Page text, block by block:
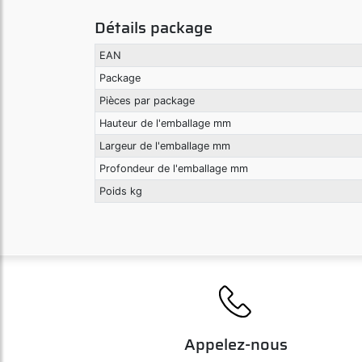
Détails package
EAN
Package
Pièces par package
Hauteur de l'emballage mm
Largeur de l'emballage mm
Profondeur de l'emballage mm
Poids kg
Appelez-nous